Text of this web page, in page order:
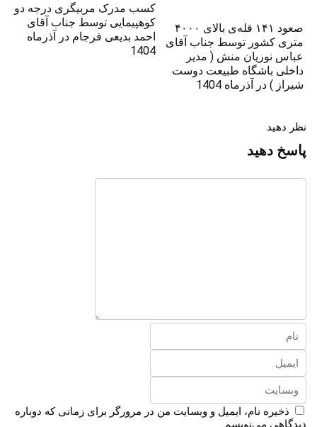
صعود ۱۴۱ قله‌ی بالای ۴۰۰۰
متری کشور توسط جناب آقای
عباس نوریان منش ( مدیر
داخلی باشگاه طبیعت دوست
شیراز ) در آذرماه 1404
کسب مدرک مربیگری درجه دو
کوهپیمایی توسط جناب آقای
احمد بدیعی فرجام در آذرماه
1404
نظر دهید
پاسخ دهید
ذخیره نام، ایمیل و وبسایت من در مرورگر برای زمانی که دوباره
دیدگاهی می‌نویسم.